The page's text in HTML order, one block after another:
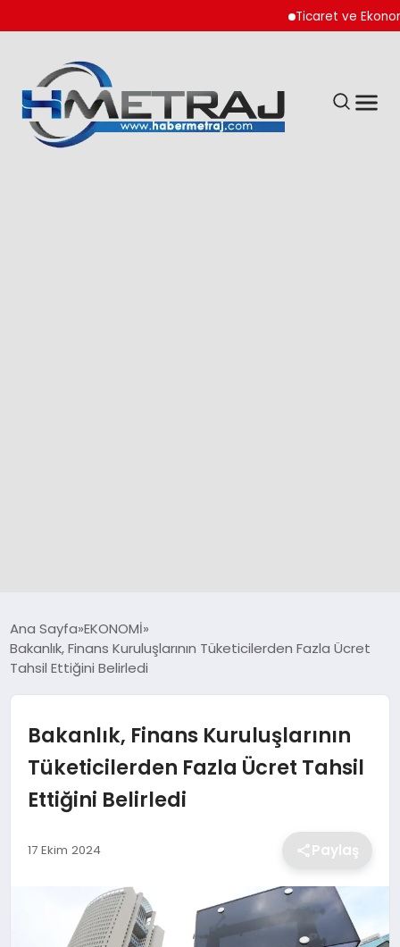
Ticaret ve Ekonomik
SPOR
DÜNYA
SİYASET
TEKNOLOJİ
Ana Sayfa EKONOMİ
Bakanlık, Finans Kuruluşlarının Tüketicilerden Fazla Ücret
Tahsil Ettiğini Belirledi
Bakanlık, Finans Kuruluşlarının
Tüketicilerden Fazla Ücret Tahsil
Ettiğini Belirledi
17 Ekim 2024 Paylaş